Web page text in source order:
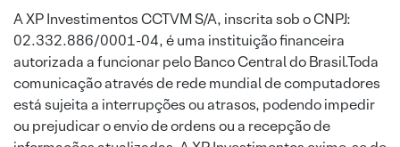
A XP Investimentos CCTVM S/A, inscrita sob o CNPJ:
02.332.886/0001-04, é uma instituição financeira
autorizada a funcionar pelo Banco Central do Brasil.Toda
comunicação através de rede mundial de computadores
está sujeita a interrupções ou atrasos, podendo impedir
ou prejudicar o envio de ordens ou a recepção de